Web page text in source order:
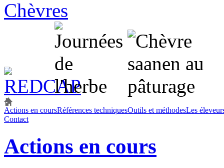
Actions en coursRéférences techniquesOutils et méthodesLes
Contact
Actions en cours